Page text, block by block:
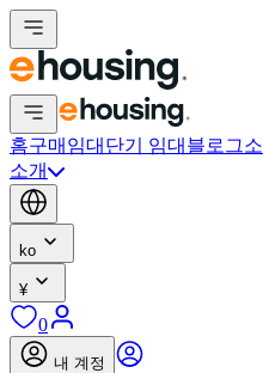
홈구매 임대 단기 임대 블로그
소개
ko
¥
0
내 계정